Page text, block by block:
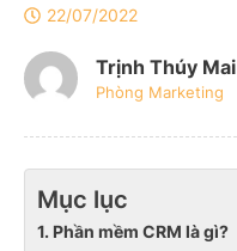
22/07/2022
Trịnh Thúy Mai
Phòng Marketing
Mục lục
1. Phần mềm CRM là gì?